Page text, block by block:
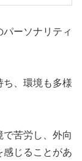
ーソナリティ
ち、環境も多様
苦労し、外向
感じることがあ